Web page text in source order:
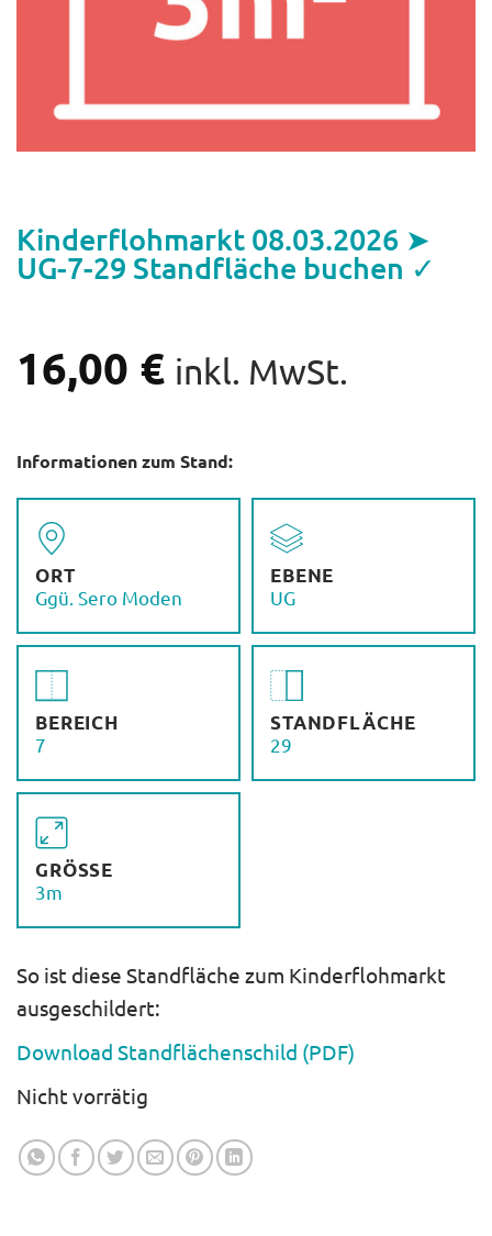
Kinderflohmarkt 08.03.2026 ➤
UG-7-29 Standfläche buchen ✓
16,00 € inkl. MwSt.
Informationen zum Stand:
ORT
Ggü. Sero Moden
EBENE
UG
BEREICH
7
STANDFLÄCHE
29
GRÖSSE
3m
So ist diese Standfläche zum Kinderflohmarkt
ausgeschildert:
Download Standflächenschild (PDF)
Nicht vorrätig